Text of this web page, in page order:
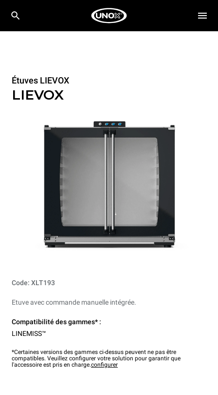
Étuves LIEVOX
LIEVOX
Code: XLT193
Etuve avec commande manuelle intégrée.
Compatibilité des gammes* :
LINEMISS™
*Certaines versions des gammes ci-dessus peuvent ne pas être
compatibles. Veuillez configurer votre solution pour garantir que
l'accessoire est pris en charge.configurer